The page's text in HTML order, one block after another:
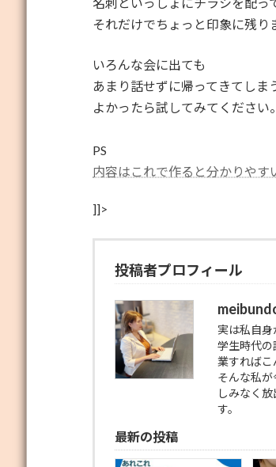
それだけでちょっと印象に残り
いろんな会に出ても
あまり話せずに帰ってきてしま
よかったら試してみてください。
PS
内容はこれで作ると分かりやす
]]>
投稿者プロフィール
実は私自身
学生時代の
業すればこ
そんな私
しみなく
す。
最新の投稿